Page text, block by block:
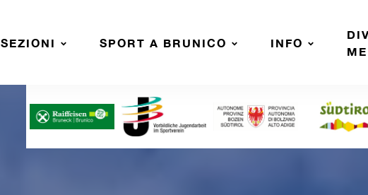
SEZIONI SPORT A BRUNICO INFO